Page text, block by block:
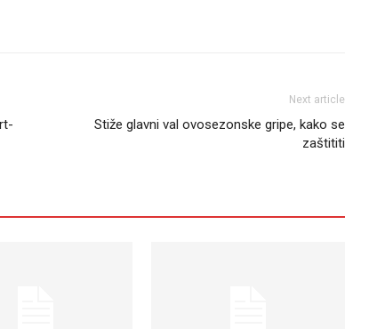
Next article
Stiže glavni val ovosezonske gripe, kako se
zaštititi